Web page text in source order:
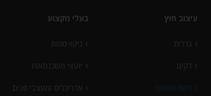
עיצוב חוץ
גדרות
דקים
דשא סינטטי
בעלי מקצוע
ניקוי ספות
יועצי משכנתאות
אדריכלים ומעצבי פנים